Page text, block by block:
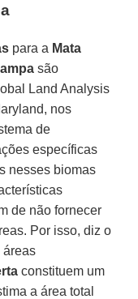
para a Mata
são
Land Analysis
nos
de
específicas
nesses biomas
de não fornecer
Por isso, diz o
áreas
constituem um
a área total